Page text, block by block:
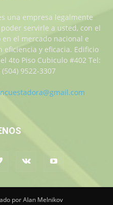
una empresa legalmente
servirle a usted, con el
el mercado nacional e
y eficacia. Edificio
4to Piso Cubiculo #402 Tel:
9522-3307
por Alan Melnikov